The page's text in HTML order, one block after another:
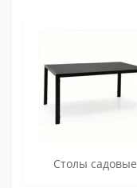
Столы садовые